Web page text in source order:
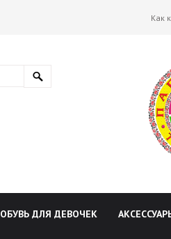
Как
ОБУВЬ ДЛЯ ДЕВОЧЕК